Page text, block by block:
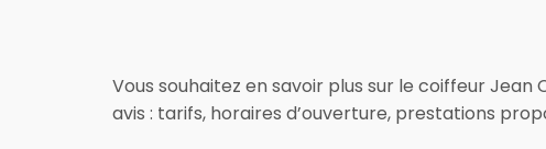
Vous souhaitez en savoir plus sur le coiffeur
avis : tarifs, horaires d’ouverture, prestations